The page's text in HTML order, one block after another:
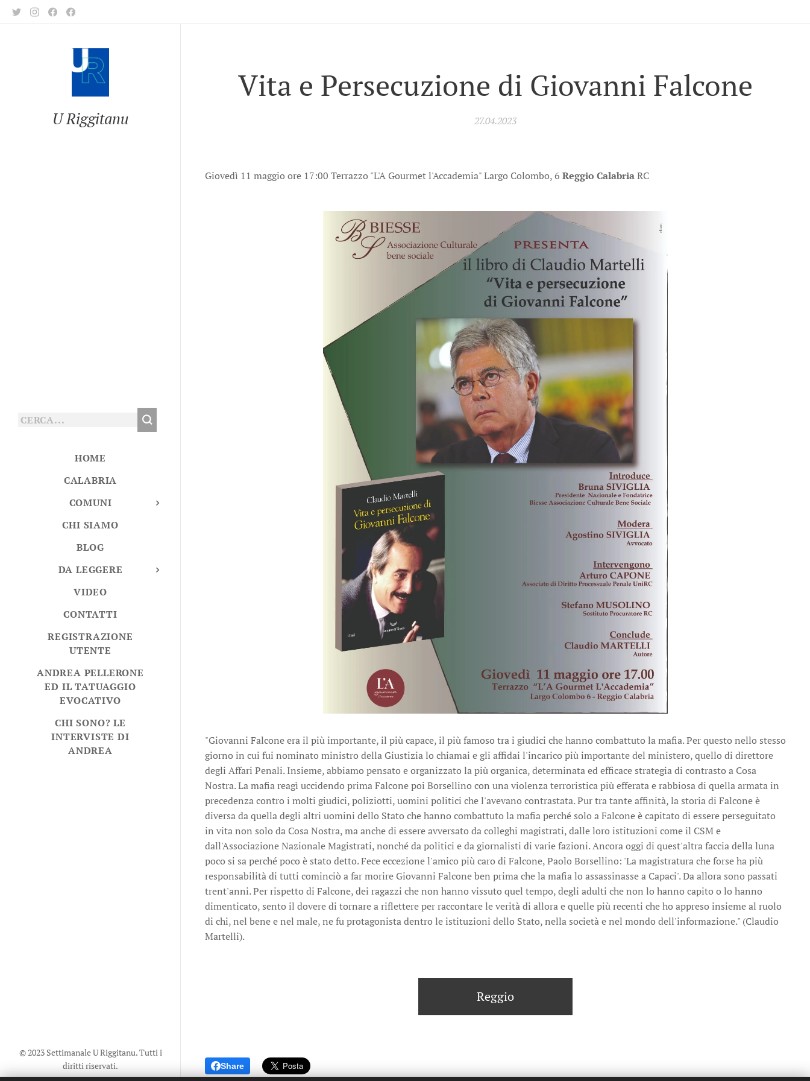
U Riggitanu
HOME
CALABRIA
COMUNI
CHI SIAMO
BLOG
DA LEGGERE
VIDEO
CONTATTI
REGISTRAZIONE
UTENTE
ANDREA PELLERONE
ED IL TATUAGGIO
EVOCATIVO
CHI SONO? LE
INTERVISTE DI
ANDREA
Vita e Persecuzione di Giovanni Falcone
27.04.2023
Giovedì 11 maggio ore 17:00 Terrazzo "L'A Gourmet l'Accademia" Largo Colombo, 6 Reggio CalabriaRC
"Giovanni Falcone era il più importante, il più capace, il più famoso tra i giudici che hanno combattuto la mafia. Per questo nello stesso
giorno in cui fui nominato ministro della Giustizia lo chiamai e gli affidai l'incarico più importante del ministero, quello di direttore
degli Affari Penali. Insieme, abbiamo pensato e organizzato la più organica, determinata ed efficace strategia di contrasto a Cosa
Nostra. La mafia reagì uccidendo prima Falcone poi Borsellino con una violenza terroristica più efferata e rabbiosa di quella armata in
precedenza contro i molti giudici, poliziotti, uomini politici che l'avevano contrastata. Pur tra tante affinità, la storia di Falcone è
diversa da quella degli altri uomini dello Stato che hanno combattuto la mafia perché solo a Falcone è capitato di essere perseguitato
in vita non solo da Cosa Nostra, ma anche di essere avversato da colleghi magistrati, dalle loro istituzioni come il CSM e
dall'Associazione Nazionale Magistrati, nonché da politici e da giornalisti di varie fazioni. Ancora oggi di quest'altra faccia della luna
poco si sa perché poco è stato detto. Fece eccezione l'amico più caro di Falcone, Paolo Borsellino: 'La magistratura che forse ha più
responsabilità di tutti cominciò a far morire Giovanni Falcone ben prima che la mafia lo assassinasse a Capaci'. Da allora sono passati
trent'anni. Per rispetto di Falcone, dei ragazzi che non hanno vissuto quel tempo, degli adulti che non lo hanno capito o lo hanno
dimenticato, sento il dovere di tornare a riflettere per raccontare le verità di allora e quelle più recenti che ho appreso insieme al ruolo
di chi, nel bene e nel male, ne fu protagonista dentro le istituzioni dello Stato, nella società e nel mondo dell'informazione." (Claudio
Martelli).
Reggio
Share
© 2023 Settimanale U Riggitanu. Tutti i
diritti riservati.